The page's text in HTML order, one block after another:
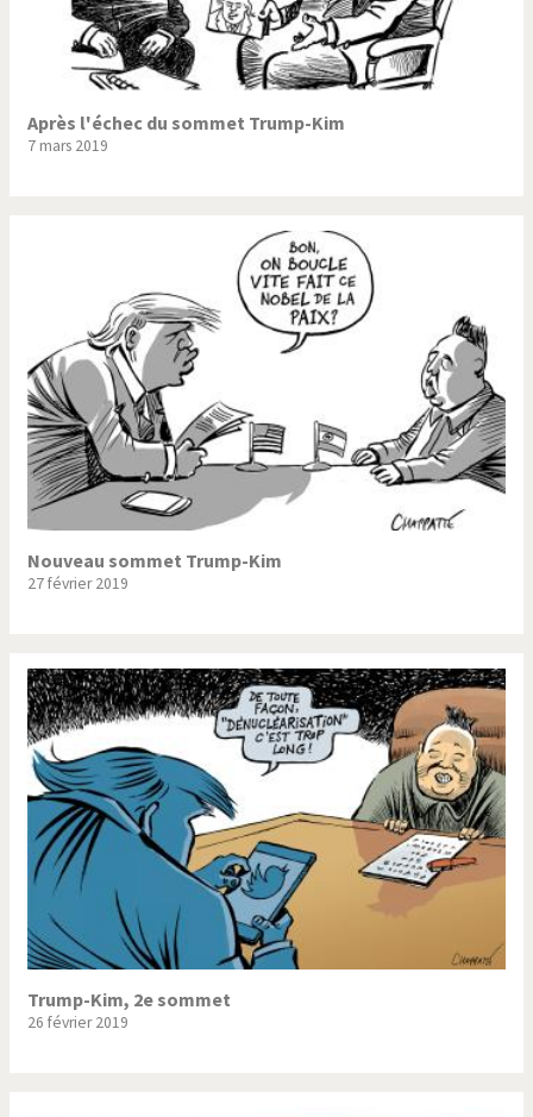
Après l'échec du sommet Trump-Kim
7 mars 2019
Nouveau sommet Trump-Kim
27 février 2019
Trump-Kim, 2e sommet
26 février 2019